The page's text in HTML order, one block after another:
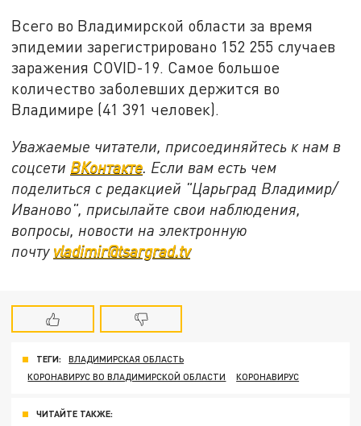
Всего во Владимирской области за время
эпидемии зарегистрировано 152 255 случаев
заражения COVID-19. Самое большое
количество заболевших держится во
Владимире (41 391 человек).
Уважаемые читатели, присоединяйтесь к нам в
соцсети ВКонтакте. Если вам есть чем
поделиться с редакцией "Царьград Владимир/
Иваново", присылайте свои наблюдения,
вопросы, новости на электронную
почту vladimir@tsargrad.tv
ТЕГИ:
ВЛАДИМИРСКАЯ ОБЛАСТЬ
КОРОНАВИРУС ВО ВЛАДИМИРСКОЙ ОБЛАСТИ
КОРОНАВИРУС
ЧИТАЙТЕ ТАКЖЕ: